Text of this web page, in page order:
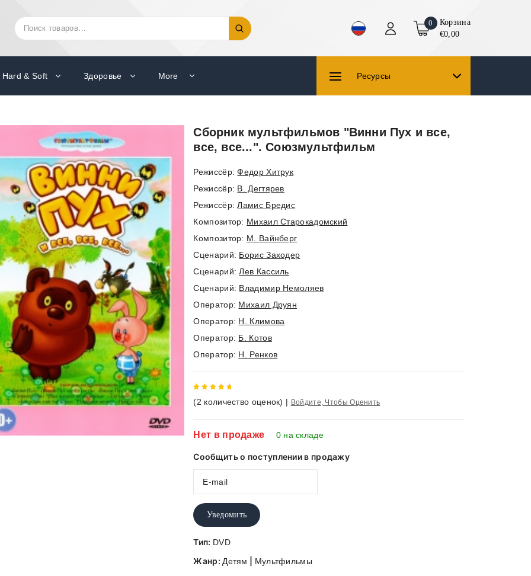
Искать: 0
Корзина
€0,00
Hard & Soft Здоровье More Ресурсы
Сборник мультфильмов "Винни Пух и все,
все, все...". Союзмультфильм
Режиссёр:Федор Хитрук
Режиссёр: В. Дегтярев
Режиссёр:Ламис Бредис
Композитор: Михаил Старокадомский
Композитор: М. Вайнберг
Cценарий: Борис Заходер
Cценарий:Лев Кассиль
Cценарий: Владимир Немоляев
Оператор: Михаил Друян
Оператор: Н. Климова
Оператор: Б. Котов
Оператор: Н. Ренков
5
(2 количество оценок) | Войдите, Чтобы Оценить
Нет в продаже 0 на складе
Сообщить о поступлении в продажу
Уведомить
Тип: DVD
Жанр: Детям Мультфильмы